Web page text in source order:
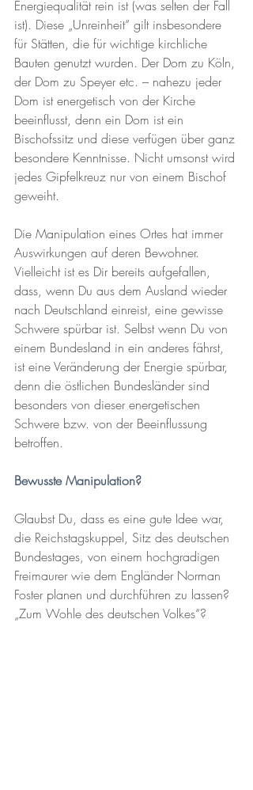
Energiequalität rein ist (was selten der Fall
ist). Diese „Unreinheit“ gilt insbesondere
für Stätten, die für wichtige kirchliche
Bauten genutzt wurden. Der Dom zu Köln,
der Dom zu Speyer etc. – nahezu jeder
Dom ist energetisch von der Kirche
beeinflusst, denn ein Dom ist ein
Bischofssitz und diese verfügen über ganz
besondere Kenntnisse. Nicht umsonst wird
jedes Gipfelkreuz nur von einem Bischof
geweiht.
Die Manipulation eines Ortes hat immer
Auswirkungen auf deren Bewohner.
Vielleicht ist es Dir bereits aufgefallen,
dass, wenn Du aus dem Ausland wieder
nach Deutschland einreist, eine gewisse
Schwere spürbar ist. Selbst wenn Du von
einem Bundesland in ein anderes fährst,
ist eine Veränderung der Energie spürbar,
denn die östlichen Bundesländer sind
besonders von dieser energetischen
Schwere bzw. von der Beeinflussung
betroffen.
Bewusste Manipulation?
Glaubst Du, dass es eine gute Idee war,
die Reichstagskuppel, Sitz des deutschen
Bundestages, von einem hochgradigen
Freimaurer wie dem Engländer Norman
Foster planen und durchführen zu lassen?
„Zum Wohle des deutschen Volkes“?